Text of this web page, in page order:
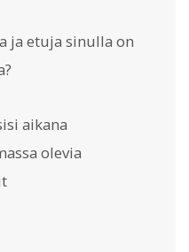
ja etuja sinulla on
aikana
olevia